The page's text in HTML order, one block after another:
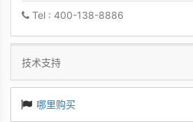
Tel : 400-138-8886
技术支持
哪里购买